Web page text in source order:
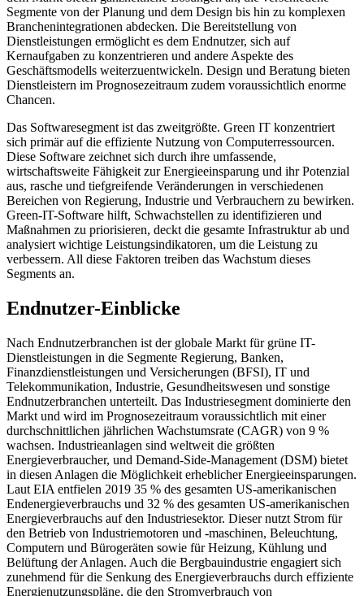
Segmente von der Planung und dem Design bis hin zu komplexen
Branchenintegrationen abdecken. Die Bereitstellung von
Dienstleistungen ermöglicht es dem Endnutzer, sich auf
Kernaufgaben zu konzentrieren und andere Aspekte des
Geschäftsmodells weiterzuentwickeln. Design und Beratung bieten
Dienstleistern im Prognosezeitraum zudem voraussichtlich enorme
Chancen.
Das Softwaresegment ist das zweitgrößte. Green IT konzentriert
sich primär auf die effiziente Nutzung von Computerressourcen.
Diese Software zeichnet sich durch ihre umfassende,
wirtschaftsweite Fähigkeit zur Energieeinsparung und ihr Potenzial
aus, rasche und tiefgreifende Veränderungen in verschiedenen
Bereichen von Regierung, Industrie und Verbrauchern zu bewirken.
Green-IT-Software hilft, Schwachstellen zu identifizieren und
Maßnahmen zu priorisieren, deckt die gesamte Infrastruktur ab und
analysiert wichtige Leistungsindikatoren, um die Leistung zu
verbessern. All diese Faktoren treiben das Wachstum dieses
Segments an.
Endnutzer-Einblicke
Nach Endnutzerbranchen ist der globale Markt für grüne IT-
Dienstleistungen in die Segmente Regierung, Banken,
Finanzdienstleistungen und Versicherungen (BFSI), IT und
Telekommunikation, Industrie, Gesundheitswesen und sonstige
Endnutzerbranchen unterteilt. Das Industriesegment dominierte den
Markt und wird im Prognosezeitraum voraussichtlich mit einer
durchschnittlichen jährlichen Wachstumsrate (CAGR) von 9 %
wachsen. Industrieanlagen sind weltweit die größten
Energieverbraucher, und Demand-Side-Management (DSM) bietet
in diesen Anlagen die Möglichkeit erheblicher Energieeinsparungen.
Laut EIA entfielen 2019 35 % des gesamten US-amerikanischen
Endenergieverbrauchs und 32 % des gesamten US-amerikanischen
Energieverbrauchs auf den Industriesektor. Dieser nutzt Strom für
den Betrieb von Industriemotoren und -maschinen, Beleuchtung,
Computern und Bürogeräten sowie für Heizung, Kühlung und
Belüftung der Anlagen. Auch die Bergbauindustrie engagiert sich
zunehmend für die Senkung des Energieverbrauchs durch effiziente
Energienutzungspläne, die den Stromverbrauch von